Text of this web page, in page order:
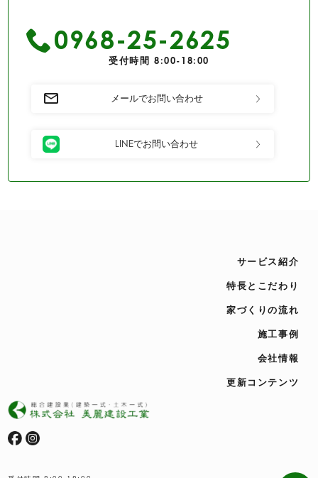
受付時間 8:00-18:00
0968-25-2625
メールでお問い合わせ
LINEでお問い合わせ
サービス紹介
特長とこだわり
家づくりの流れ
施工事例
会社情報
更新コンテンツ